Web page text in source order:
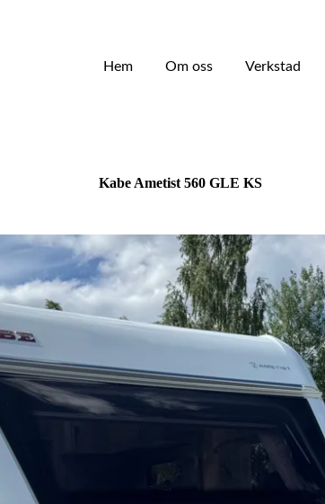
Hem Om oss Verkstad
Kabe Ametist 560 GLE KS